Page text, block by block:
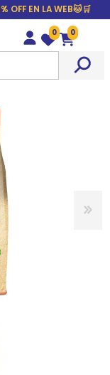
OFF EN LA WEB🐱🛒
Wishlist
0
Carrito
0